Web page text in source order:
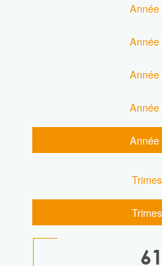
Année
Année
Année
Année
Année